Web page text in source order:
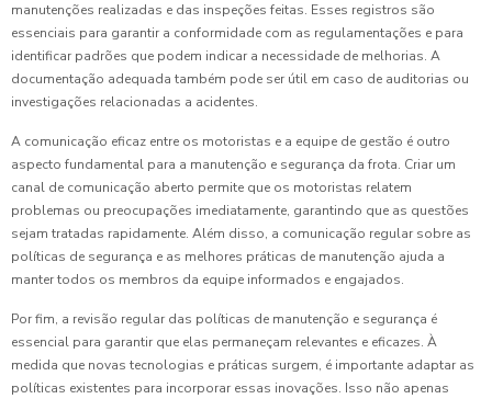
manutenções realizadas e das inspeções feitas. Esses registros são
essenciais para garantir a conformidade com as regulamentações e para
identificar padrões que podem indicar a necessidade de melhorias. A
documentação adequada também pode ser útil em caso de auditorias ou
investigações relacionadas a acidentes.
A comunicação eficaz entre os motoristas e a equipe de gestão é outro
aspecto fundamental para a manutenção e segurança da frota. Criar um
canal de comunicação aberto permite que os motoristas relatem
problemas ou preocupações imediatamente, garantindo que as questões
sejam tratadas rapidamente. Além disso, a comunicação regular sobre as
políticas de segurança e as melhores práticas de manutenção ajuda a
manter todos os membros da equipe informados e engajados.
Por fim, a revisão regular das políticas de manutenção e segurança é
essencial para garantir que elas permaneçam relevantes e eficazes. À
medida que novas tecnologias e práticas surgem, é importante adaptar as
políticas existentes para incorporar essas inovações. Isso não apenas